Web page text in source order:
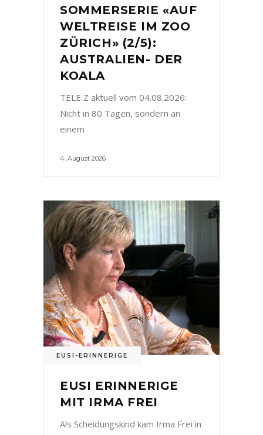
SOMMERSERIE «AUF
WELTREISE IM ZOO
ZÜRICH» (2/5):
AUSTRALIEN- DER
KOALA
TELE Z aktuell vom 04.08.2026:
Nicht in 80 Tagen, sondern an
einem
4. August 2026
EUSI-ERINNERIGE
EUSI ERINNERIGE
MIT IRMA FREI
Als Scheidungskind kam Irma Frei in